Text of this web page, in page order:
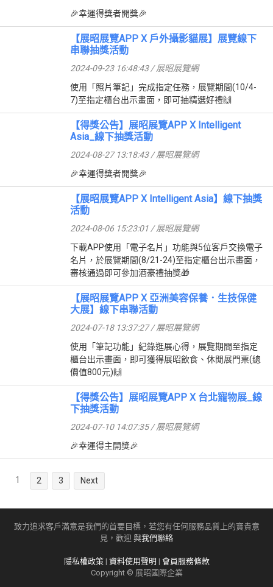
🎉幸運得獎者開獎🎉
【展昭展覽APP X 戶外攝影貓展】展覽線下
串聯抽獎活動
2024-09-23 16:48:43 / 展昭展覽網
使用「照片筆記」完成指定任務，展覽期間(10/4-
7)至指定櫃台出示畫面，即可抽精選好禮🙌
【得獎公告】展昭展覽APP X Intelligent
Asia_線下抽獎活動
2024-08-27 13:18:43 / 展昭展覽網
🎉幸運得獎者開獎🎉
【展昭展覽APP X Intelligent Asia】線下抽獎
活動
2024-08-06 15:23:01 / 展昭展覽網
下載APP使用「電子名片」功能與5位客戶交換電子
名片，於展覽期間(8/21-24)至指定櫃台出示畫面，
審核通過即可參加酒豪禮抽獎🎁
【展昭展覽APP X 亞洲美容保養．生技保健
大展】線下串聯活動
2024-07-18 13:37:27 / 展昭展覽網
使用「筆記功能」紀錄逛展心得，展覽期間至指定
櫃台出示畫面，即可獲得展昭飲食、休閒展門票(總
價值800元)🙌
【得獎公告】展昭展覽APP X 台北寵物展_線
下抽獎活動
2024-07-10 14:07:35 / 展昭展覽網
🎉幸運得主開獎🎉
1 2 3 Next
致力追求客戶滿意是我們的首要目標，若您有任何服務品質上的寶貴意
見，歡迎 與我們聯絡
隱私權政策| 資料使用聲明 | 會員服務條款
Copyright © 展昭國際企業